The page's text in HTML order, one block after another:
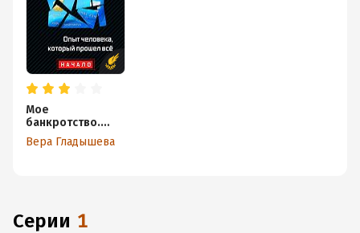
Мое
банкротство.
Опыт человека,
который прошел
Вера Гладышева
Серии 1